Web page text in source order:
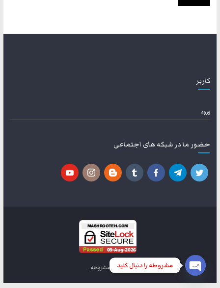
کاربر
ورود
حضور ما در شبکه های اجتماعی
© 2026 مشروطه.
مشروطه را دنبال کنید
O